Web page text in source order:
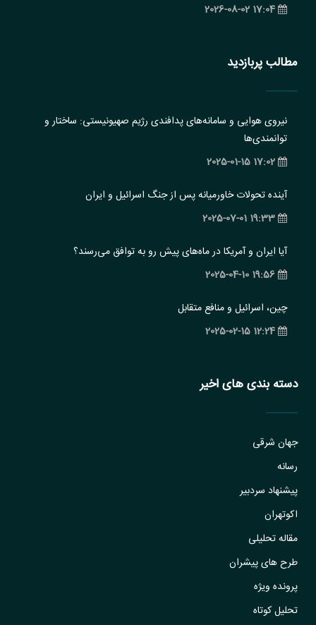
17:04 2026-08-02
مطالب پربازدید
نیروی هوایی و سامانه‌های پدافندی رژیم صهیونیستی: ساختار و
‏توانمندی‌ها
17:02 2025-01-15
آینده تحولات خاورمیانه پس از جنگ اسرائیل و ایران
19:33 2025-07-01
آیا ایران و آمریکا در ماه‌های پیش رو به توافق می‌رسند؟
19:56 2025-04-10
چین، اسرائیل و منافع متقابل
12:24 2025-02-15
دسته بندی های اخیر
جهان شرقی
رسانه
پیشنهاد سردبیر
اکوتهران
مقاله تحلیلی
طرح های پیشران
پرونده ویژه
تحلیل کوتاه